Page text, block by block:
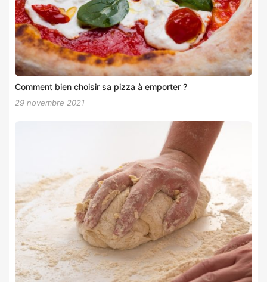
Comment bien choisir sa pizza à emporter ?
29 novembre 2021